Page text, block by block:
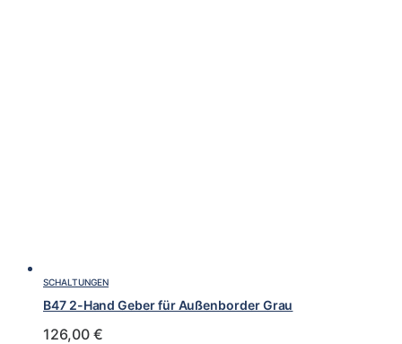
SCHALTUNGEN
B47 2-Hand Geber für Außenborder Grau
126,00 €